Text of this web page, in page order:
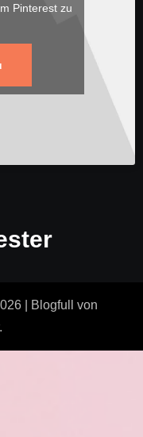
Pinterest zu
Blogfull
von